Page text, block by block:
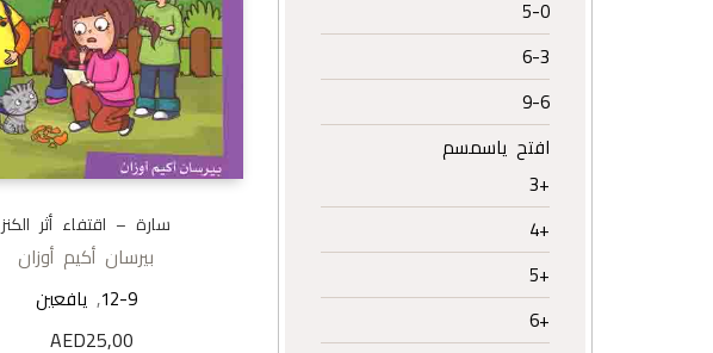
سارة – اقتفاء أثر الكنز
بيرسان أكيم أوزان
12-9
,يافعين
AED25,00
5-0
6-3
9-6
افتح ياسمسم
+3
+4
+5
+6